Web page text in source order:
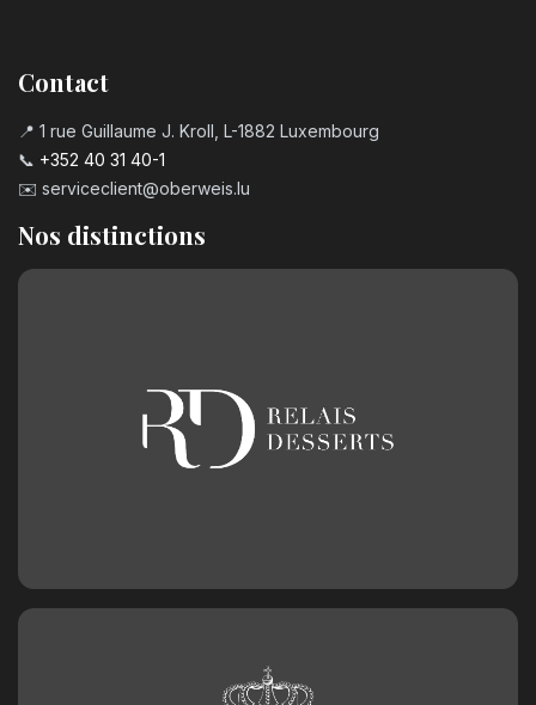
Contact
📍 1 rue Guillaume J. Kroll, L-1882 Luxembourg
📞 +352 40 31 40-1
✉️ serviceclient@oberweis.lu
Nos distinctions